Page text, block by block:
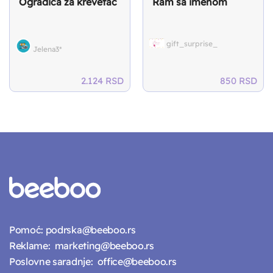
Jelena3*
2.124 RSD
gift_surprise_
850 RSD
Pomoć: podrska@beeboo.rs
Reklame: marketing@beeboo.rs
Poslovne saradnje: office@beeboo.rs